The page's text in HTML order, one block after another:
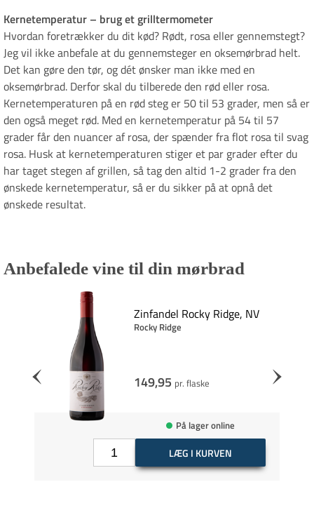
Kernetemperatur – brug et grilltermometer
Hvordan foretrækker du dit kød? Rødt, rosa eller gennemstegt?
Jeg vil ikke anbefale at du gennemsteger en oksemørbrad helt.
Det kan gøre den tør, og dét ønsker man ikke med en
oksemørbrad. Derfor skal du tilberede den rød eller rosa.
Kernetemperaturen på en rød steg er 50 til 53 grader, men så er
den også meget rød. Med en kernetemperatur på 54 til 57
grader får den nuancer af rosa, der spænder fra flot rosa til svag
rosa. Husk at kernetemperaturen stiger et par grader efter du
har taget stegen af grillen, så tag den altid 1-2 grader fra den
ønskede kernetemperatur, så er du sikker på at opnå det
ønskede resultat.
Anbefalede vine til din mørbrad
Zinfandel Rocky Ridge, NV
Rocky Ridge
149,95 pr. flaske
På lager online
LÆG I KURVEN